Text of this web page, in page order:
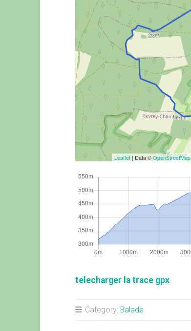
Leaflet | Data ©OpenStreetMap
telecharger la trace gpx
Category: Balade